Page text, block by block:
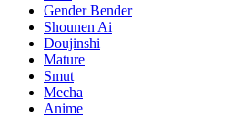
Gender Bender
Shounen Ai
Doujinshi
Mature
Smut
Mecha
Anime